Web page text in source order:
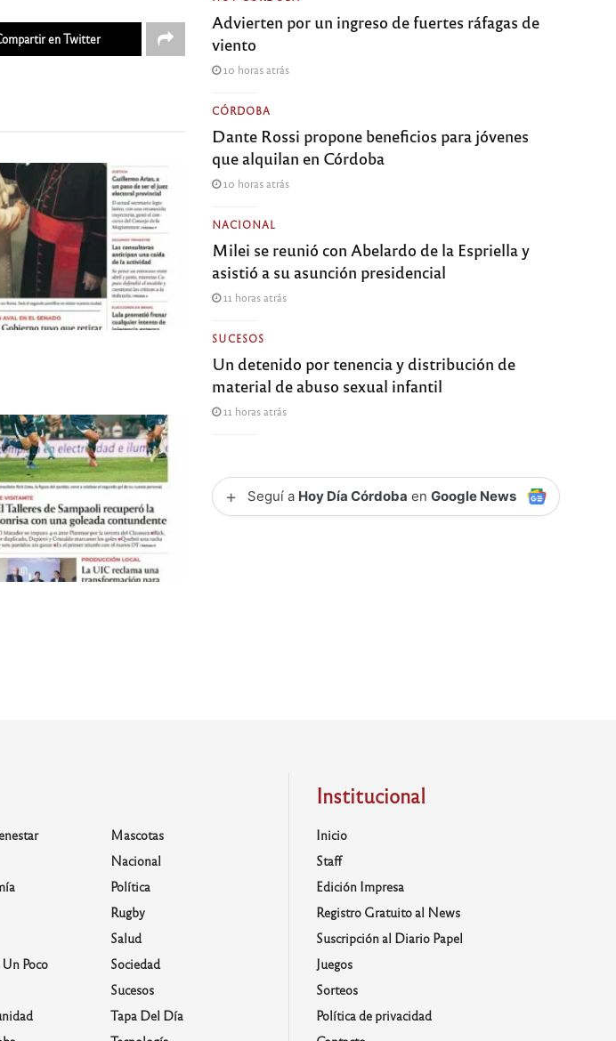
en Twitter
Advierten por un ingreso de fuertes ráfagas de
viento
10 horas atrás
CÓRDOBA
Dante Rossi propone beneficios para jóvenes
que alquilan en Córdoba
10 horas atrás
NACIONAL
Milei se reunió con Abelardo de la Espriella y
asistió a su asunción presidencial
11 horas atrás
SUCESOS
Un detenido por tenencia y distribución de
material de abuso sexual infantil
11 horas atrás
+ Seguí a Hoy Día Córdoba enGoogle News
Poco
Mascotas
Nacional
Política
Rugby
Salud
Sociedad
Sucesos
Tapa Del Día
Institucional
Inicio
Staff
Edición Impresa
Registro Gratuito al News
Suscripción al Diario Papel
Juegos
Sorteos
Política de privacidad